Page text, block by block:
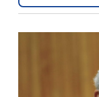
Gastronomía